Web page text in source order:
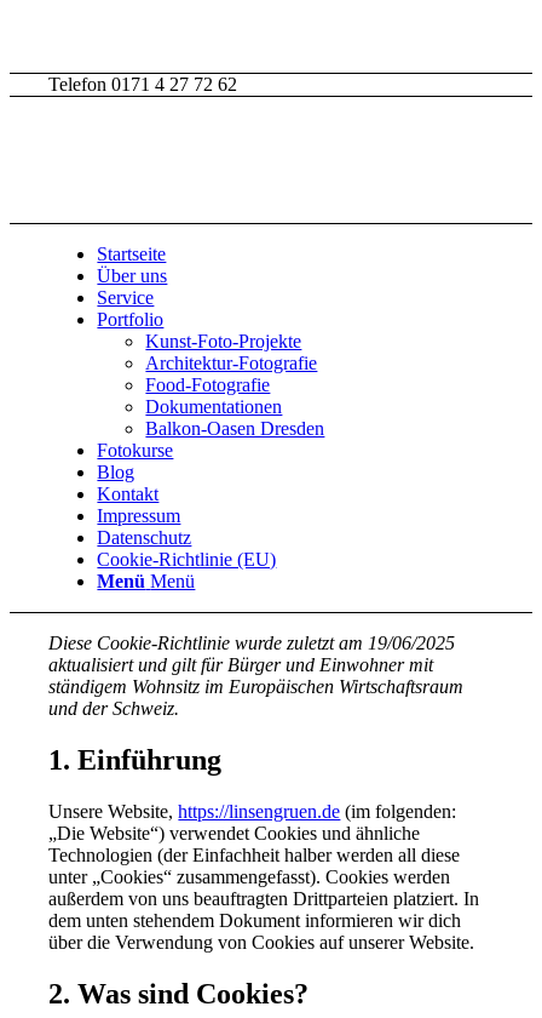
Telefon 0171 4 27 72 62
Startseite
Über uns
Service
Portfolio
Kunst-Foto-Projekte
Architektur-Fotografie
Food-Fotografie
Dokumentationen
Balkon-Oasen Dresden
Fotokurse
Blog
Kontakt
Impressum
Datenschutz
Cookie-Richtlinie (EU)
Menü Menü
Diese Cookie-Richtlinie wurde zuletzt am 19/06/2025
aktualisiert und gilt für Bürger und Einwohner mit
ständigem Wohnsitz im Europäischen Wirtschaftsraum
und der Schweiz.
1. Einführung
Unsere Website,https://linsengruen.de (im folgenden:
„Die Website“) verwendet Cookies und ähnliche
Technologien (der Einfachheit halber werden all diese
unter „Cookies“ zusammengefasst). Cookies werden
außerdem von uns beauftragten Drittparteien platziert. In
dem unten stehendem Dokument informieren wir dich
über die Verwendung von Cookies auf unserer Website.
2. Was sind Cookies?